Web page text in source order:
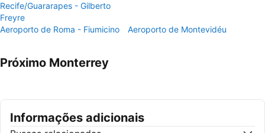
Recife/Guararapes - Gilberto
Freyre
Aeroporto de Roma - Fiumicino Aeroporto de Montevidéu
Próximo Monterrey
Informações adicionais